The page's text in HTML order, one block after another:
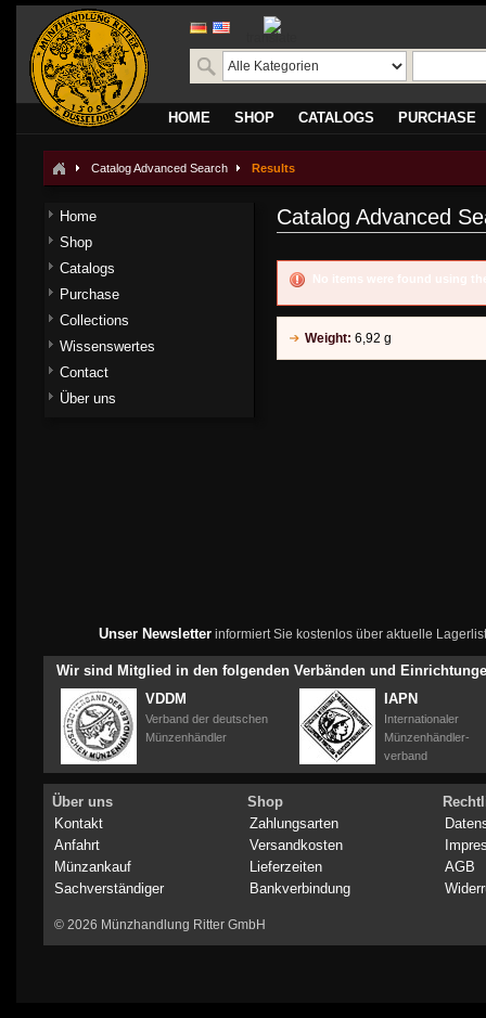
translate
HOME SHOP CATALOGS PURCHASE
Catalog Advanced Search Results
Catalog Advanced
No items were found using
Weight: 6,92 g
Home
Shop
Catalogs
Purchase
Collections
Wissenswertes
Contact
Über uns
Unser Newsletterinformiert Sie kostenlos über aktuelle
Wir sind Mitglied in den folgenden Verbänden und
VDDM
Verband der deutschen
Münzenhändler
IAPN
Internationaler
Münzenhändler-
verband
Über uns
Kontakt
Anfahrt
Münzankauf
Sachverständiger
Shop
Zahlungsarten
Versandkosten
Lieferzeiten
Bankverbindung
AGB
© 2026 Münzhandlung Ritter GmbH